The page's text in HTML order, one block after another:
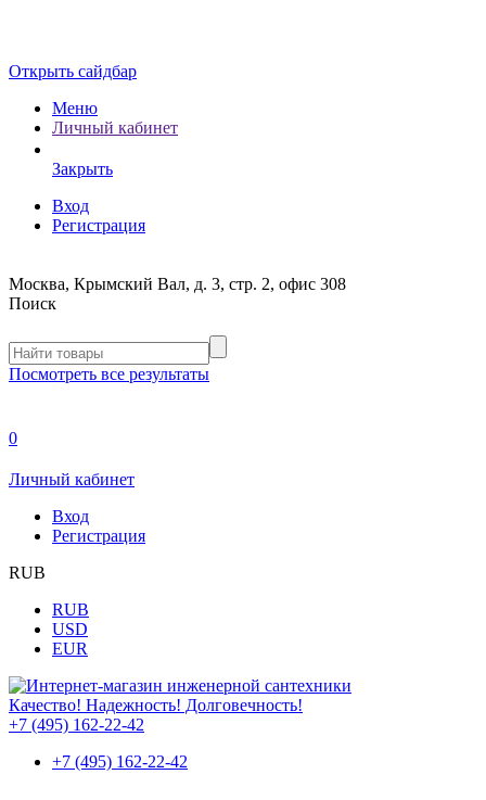
Открыть сайдбар
Меню
Личный кабинет
Закрыть
Вход
Регистрация
Москва, Крымский Вал, д. 3, стр. 2, офис 308
Поиск
Посмотреть все результаты
0
Личный кабинет
Вход
Регистрация
RUB
RUB
USD
EUR
Качество! Надежность! Долговечность!
+7 (495) 162-22-42
+7 (495) 162-22-42